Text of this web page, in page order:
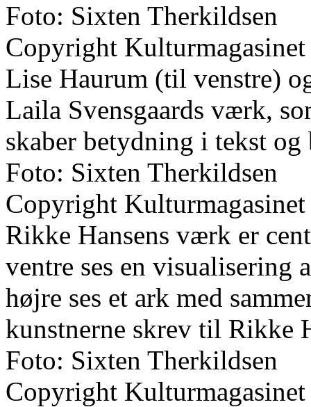
Foto: Sixten Therkildsen
Copyright
Lise Haurum (til venstre)
Laila Svensgaards værk,
skaber betydning i tekst og
Foto: Sixten Therkildsen
Copyright
Rikke Hansens værk er
ventre ses en
højre ses et ark med
kunstnerne skrev til Rikke
Foto: Sixten Therkildsen
Copyright